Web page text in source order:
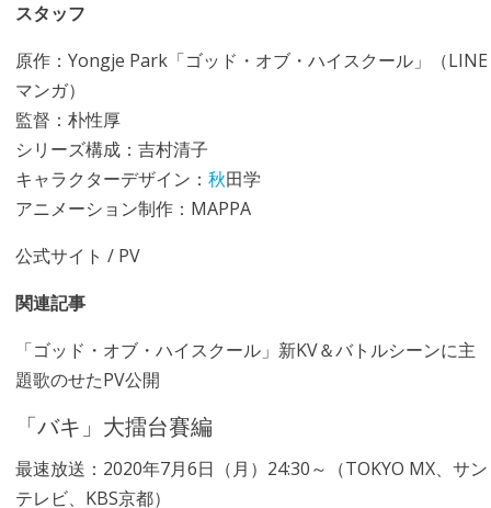
スタッフ
原作：Yongje Park「ゴッド・オブ・ハイスクール」（LINE
マンガ）
監督：朴性厚
シリーズ構成：吉村清子
キャラクターデザイン： 秋田学
アニメーション制作：MAPPA
公式サイト / PV
関連記事
「ゴッド・オブ・ハイスクール」新KV＆バトルシーンに主
題歌のせたPV公開
「バキ」大擂台賽編
最速放送：2020年7月6日（月）24:30～（TOKYO MX、サン
テレビ、KBS京都）